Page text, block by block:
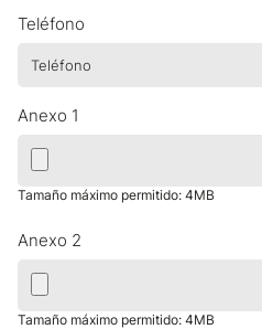
Teléfono
Anexo 1
Tamaño máximo permitido: 4MB
Anexo 2
Tamaño máximo permitido: 4MB